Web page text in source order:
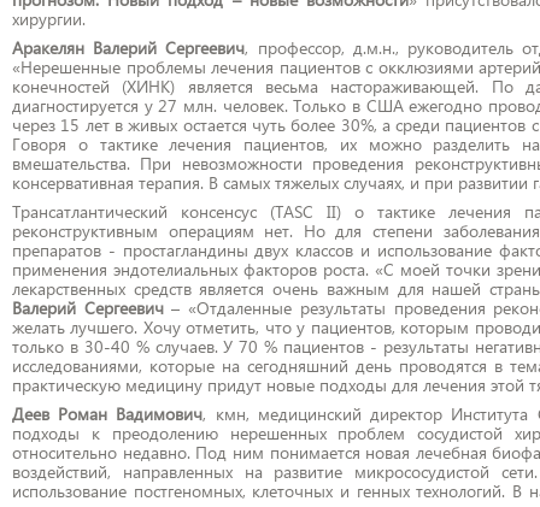
хирургии.
Аракелян Валерий Сергеевич, профессор, д.м.н., руководитель
«Нерешенные проблемы лечения пациентов с окклюзиями
конечностей (ХИНК) является весьма настораживающей.
диагностируется у 27 млн. человек. Только в США ежегодно
через 15 лет в живых остается чуть более 30%, а среди
Говоря о тактике лечения пациентов, их можно разделить
вмешательства. При невозможности проведения
консервативная терапия. В самых тяжелых случаях, и при
Трансатлантический консенсус (TASC II) о тактике
реконструктивным операциям нет. Но для степени
препаратов - простагландины двух классов и использование
применения эндотелиальных факторов роста. «С моей точки
лекарственных средств является очень важным для нашей
Валерий Сергеевич– «Отдаленные результаты проведения
желать лучшего. Хочу отметить, что у пациентов, которым
только в 30-40 % случаев. У 70 % пациентов - результаты
исследованиями, которые на сегодняшний день проводятся в
практическую медицину придут новые подходы для лечения этой
Деев Роман Вадимович, кмн, медицинский директор
подходы к преодолению нерешенных проблем сосудистой
относительно недавно. Под ним понимается новая лечебная
воздействий, направленных на развитие микрососудистой
использование постгеномных, клеточных и генных технологий.